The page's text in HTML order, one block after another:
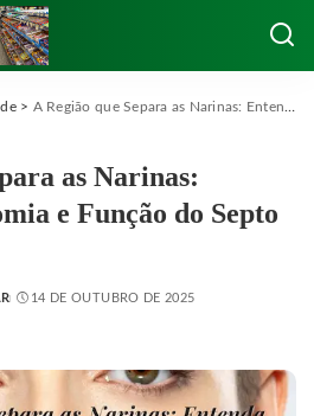
> A Região que Separa as Narinas: Entenda a Anatomia e Função do Septo Nasal
as Narinas:
e Função do Septo
14 DE OUTUBRO DE 2025